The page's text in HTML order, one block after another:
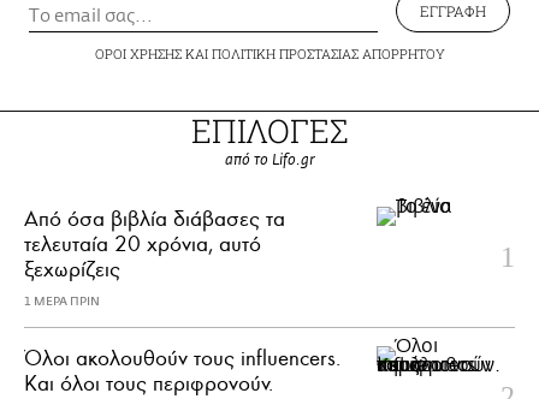
ΕΓΓΡΑΦΗ
ΟΡΟΙ ΧΡΗΣΗΣΚΑΙ ΠΟΛΙΤΙΚΗ ΠΡΟΣΤΑΣΙΑΣ ΑΠΟΡΡΗΤΟΥ
ΕΠΙΛΟΓΕΣ
από το Lifo.gr
Από όσα βιβλία διάβασες τα
τελευταία 20 χρόνια, αυτό
ξεχωρίζεις
1 ΜΕΡΑ ΠΡΙΝ
Όλοι ακολουθούν τους influencers.
Και όλοι τους περιφρονούν.